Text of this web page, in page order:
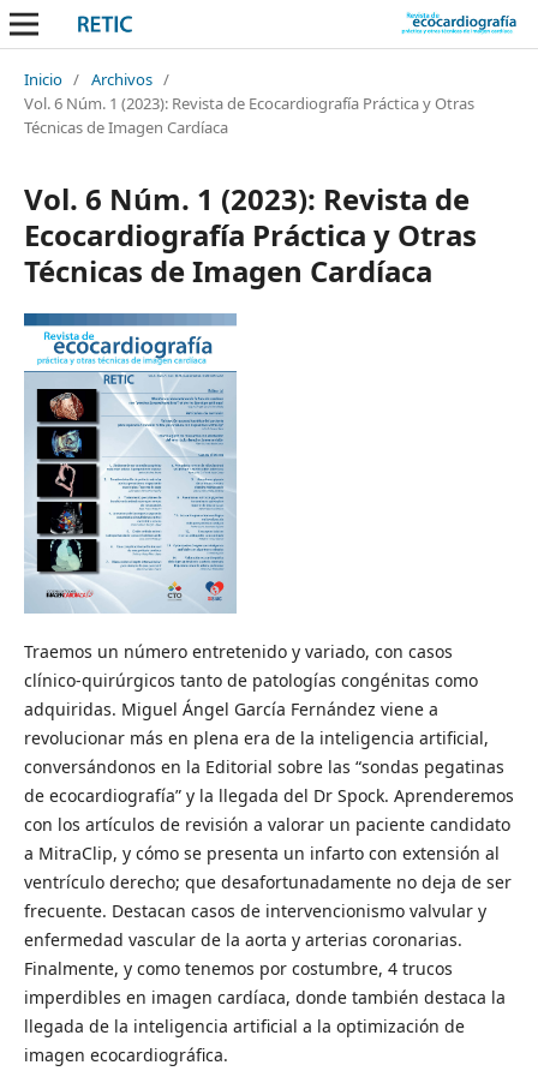
Inicio / Archivos /
Vol. 6 Núm. 1 (2023): Revista de Ecocardiografía Práctica y Otras
Técnicas de Imagen Cardíaca
Vol. 6 Núm. 1 (2023): Revista de
Ecocardiografía Práctica y Otras
Técnicas de Imagen Cardíaca
Traemos un número entretenido y variado, con casos
clínico-quirúrgicos tanto de patologías congénitas como
adquiridas. Miguel Ángel García Fernández viene a
revolucionar más en plena era de la inteligencia artificial,
conversándonos en la Editorial sobre las “sondas pegatinas
de ecocardiografía” y la llegada del Dr Spock. Aprenderemos
con los artículos de revisión a valorar un paciente candidato
a MitraClip, y cómo se presenta un infarto con extensión al
ventrículo derecho; que desafortunadamente no deja de ser
frecuente. Destacan casos de intervencionismo valvular y
enfermedad vascular de la aorta y arterias coronarias.
Finalmente, y como tenemos por costumbre, 4 trucos
imperdibles en imagen cardíaca, donde también destaca la
llegada de la inteligencia artificial a la optimización de
imagen ecocardiográfica.